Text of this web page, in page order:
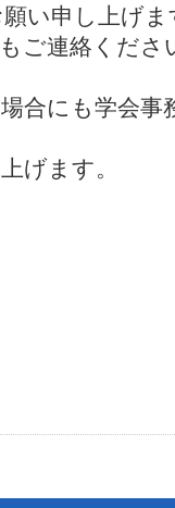
い申し上げ
ご連絡くださ
合にも学会
げます。